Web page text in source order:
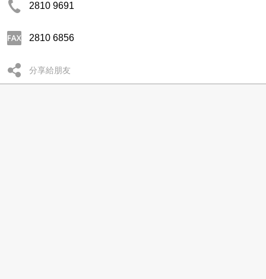
2810 9691
2810 6856
分享給朋友